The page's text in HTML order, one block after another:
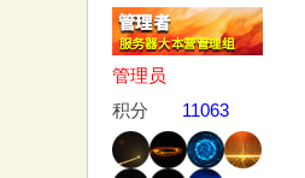
管理员
积分
11063